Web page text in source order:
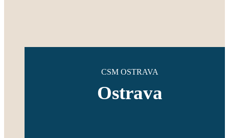
CSM OSTRAVA
Ostrava